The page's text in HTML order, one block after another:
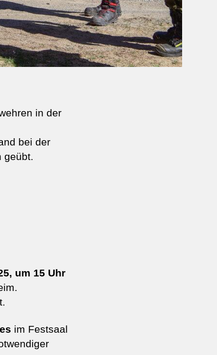
in der
bei der
um 15 Uhr
im Festsaal